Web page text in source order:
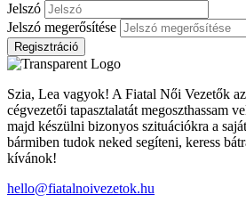
Jelszó
Jelszó megerősítése
Regisztráció
Szia, Lea vagyok! A Fiatal Női Vezetők
cégvezetői tapasztalatát megoszthassam
majd készülni bizonyos szituációkra a
bármiben tudok neked segíteni, keress
kívánok!
hello@fiatalnoivezetok.hu